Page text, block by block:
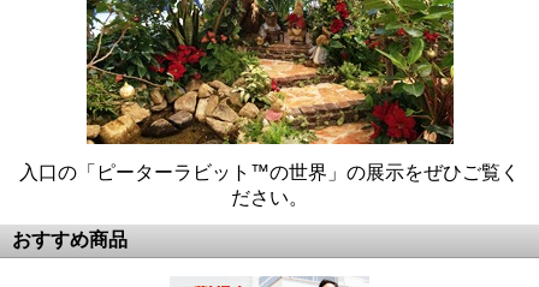
入口の「ピーターラビット™の世界」の展示をぜひご覧く
ださい。
おすすめ商品